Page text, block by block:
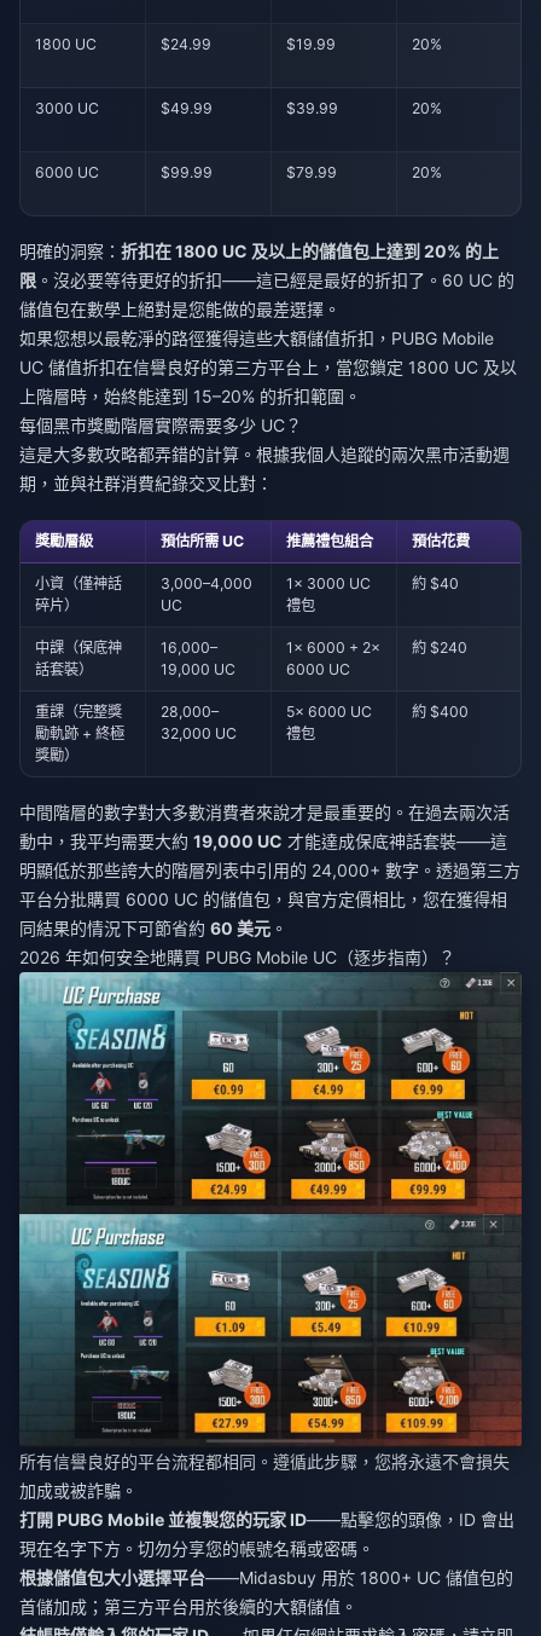
1800 UC $24.99 $19.99 20%
3000 UC $49.99 $39.99 20%
6000 UC $99.99 $79.99 20%
明確的洞察： 折扣在 1800 UC 及以上的儲值包上達到 20% 的上
限 。沒必要等待更好的折扣——這已經是最好的折扣了。60 UC 的
儲值包在數學上絕對是您能做的最差選擇。
如果您想以最乾淨的路徑獲得這些大額儲值折扣， PUBG Mobile
UC 儲值折扣在信譽良好的第三方平台上，當您鎖定 1800 UC 及以
上階層時，始終能達到 15–20% 的折扣範圍。
每個黑市獎勵階層實際需要多少 UC？
這是大多數攻略都弄錯的計算。根據我個人追蹤的兩次黑市活動週
期，並與社群消費紀錄交叉比對：
獎勵層級 預估所需 UC 推薦禮包組合 預估花費
小資（僅神話
碎片）
3,000–4,000
UC
1× 3000 UC
禮包
約 $40
中課（保底神
話套裝）
16,000–
19,000 UC
1× 6000 + 2×
6000 UC
約 $240
重課（完整獎
勵軌跡 + 終極
獎勵）
28,000–
32,000 UC
5× 6000 UC
禮包
約 $400
中間階層的數字對大多數消費者來說才是最重要的。在過去兩次活
動中，我平均需要大約 19,000 UC 才能達成保底神話套裝——這
明顯低於那些誇大的階層列表中引用的 24,000+ 數字。透過第三方
平台分批購買 6000 UC 的儲值包，與官方定價相比，您在獲得相
同結果的情況下可節省約 60 美元 。
2026 年如何安全地購買 PUBG Mobile UC（逐步指南）？
所有信譽良好的平台流程都相同。遵循此步驟，您將永遠不會損失
加成或被詐騙。
打開 PUBG Mobile 並複製您的玩家 ID——點擊您的頭像，ID 會出
現在名字下方。切勿分享您的帳號名稱或密碼。
根據儲值包大小選擇平台——Midasbuy 用於 1800+ UC 儲值包的
首儲加成；第三方平台用於後續的大額儲值。